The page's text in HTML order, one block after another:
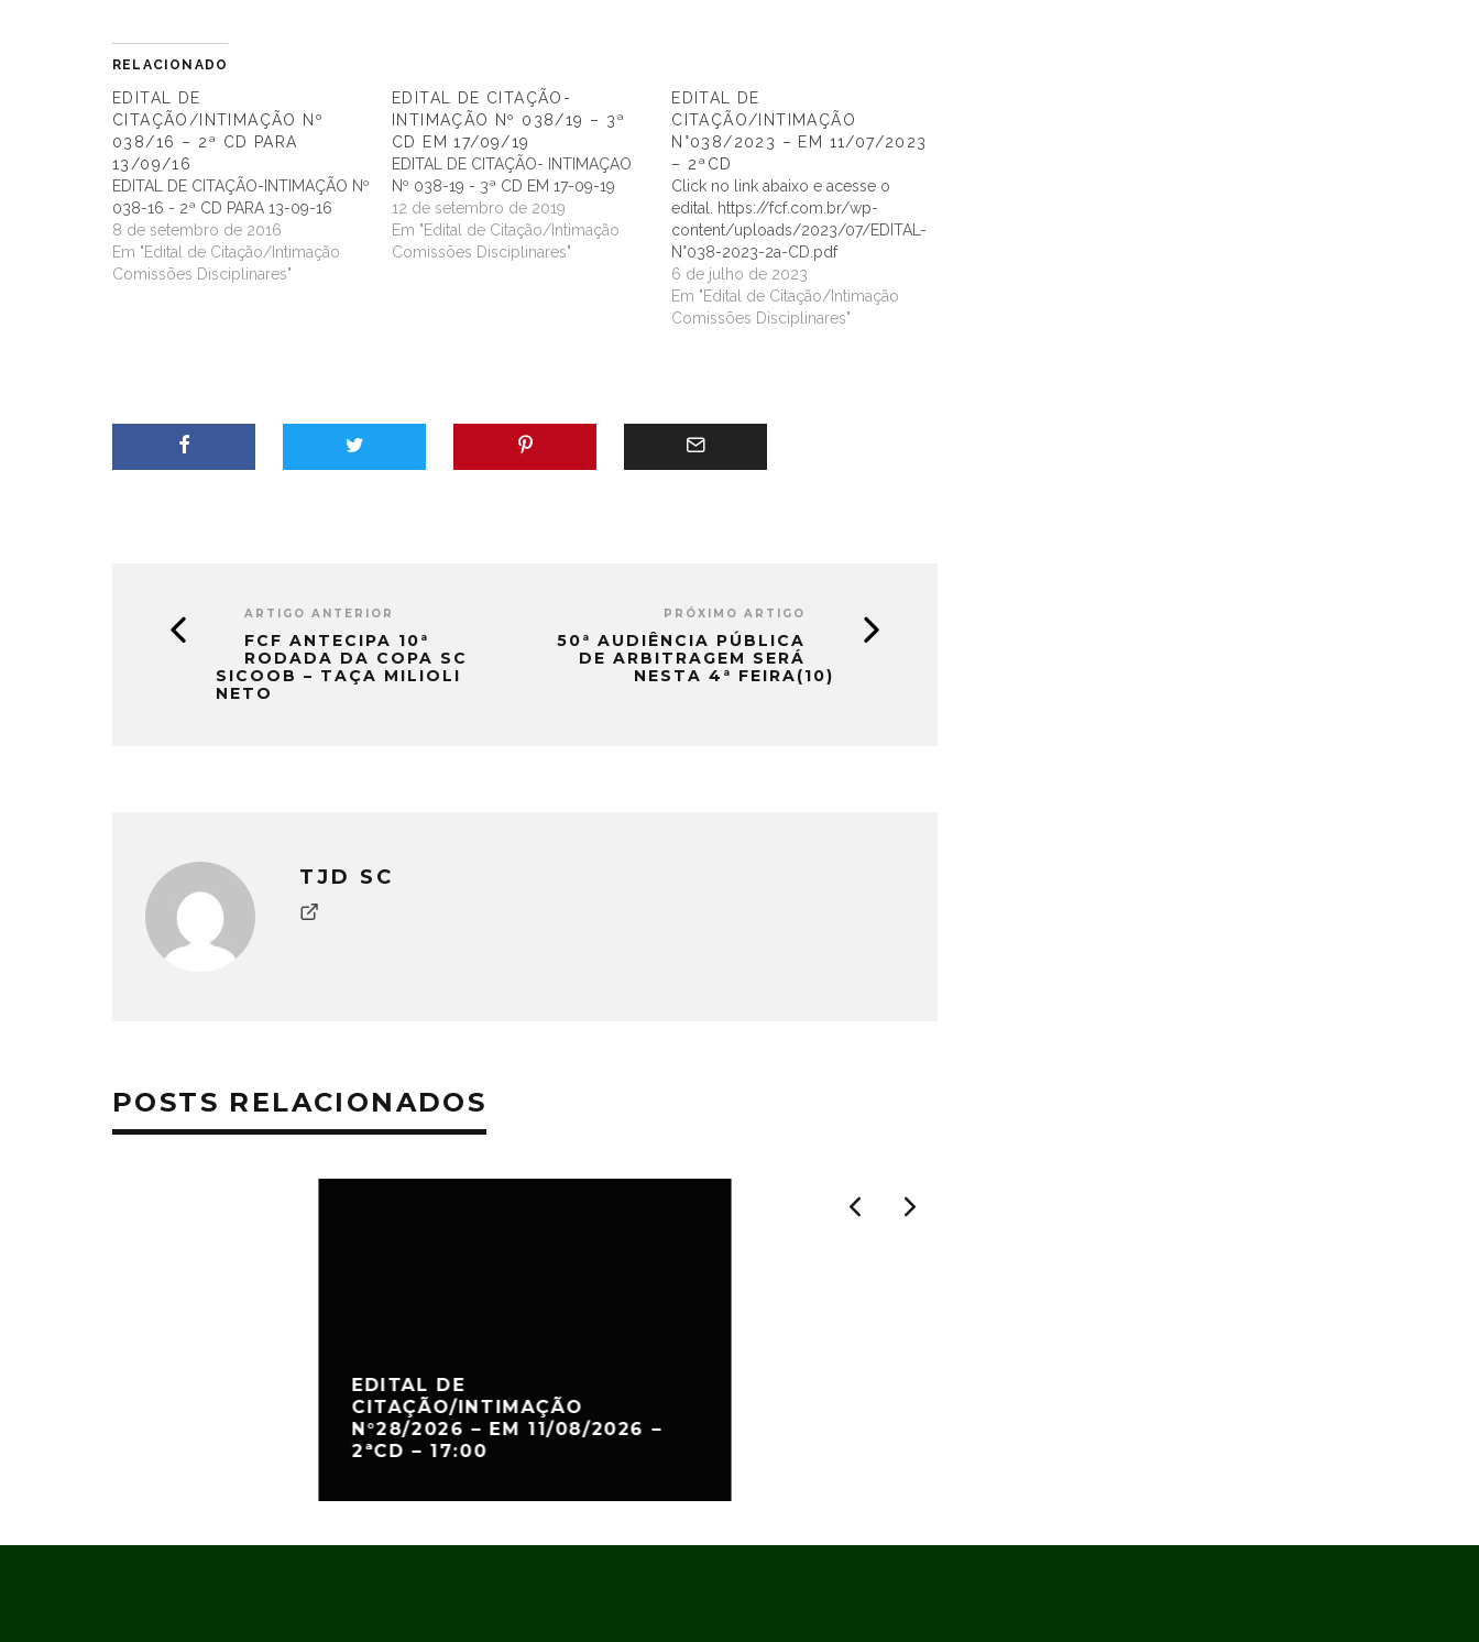
RELACIONADO
EDITAL DE
CITAÇÃO/INTIMAÇÃO Nº
038/16 – 2ª CD PARA
13/09/16
EDITAL DE CITAÇÃO-INTIMAÇÃO Nº
038-16 - 2ª CD PARA 13-09-16
8 de setembro de 2016
Em "Edital de Citação/Intimação
Comissões Disciplinares"
EDITAL DE CITAÇÃO-
INTIMAÇÃO Nº 038/19 – 3ª
CD EM 17/09/19
EDITAL DE CITAÇÃO- INTIMAÇAO
Nº 038-19 - 3ª CD EM 17-09-19
12 de setembro de 2019
Em "Edital de Citação/Intimação
Comissões Disciplinares"
EDITAL DE
CITAÇÃO/INTIMAÇÃO
N°038/2023 – EM 11/07/2023
– 2ªCD
Click no link abaixo e acesse o
edital. https://fcf.com.br/wp-
content/uploads/2023/07/EDITAL-
N°038-2023-2a-CD.pdf
6 de julho de 2023
Em "Edital de Citação/Intimação
Comissões Disciplinares"
ARTIGO ANTERIOR
FCF ANTECIPA 10ª
RODADA DA COPA SC
SICOOB – TAÇA MILIOLI
NETO
PRÓXIMO ARTIGO
50ª AUDIÊNCIA PÚBLICA
DE ARBITRAGEM SERÁ
NESTA 4ª FEIRA(10)
TJD SC
POSTS RELACIONADOS
EDITAL DE
CITAÇÃO/INTIMAÇÃO
N°28/2026 – EM 11/08/2026 –
2ªCD – 17:00